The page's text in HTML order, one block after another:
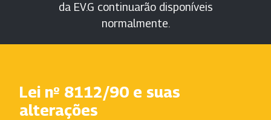
da EV.G continuarão disponíveis
normalmente.
Lei nº 8112/90 e suas
alterações